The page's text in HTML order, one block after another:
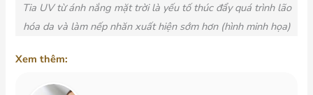
Tia UV từ ánh nắng mặt trời là yếu tố thúc đẩy quá trình lão
hóa da và làm nếp nhăn xuất hiện sớm hơn (hình minh họa)
Xem thêm: